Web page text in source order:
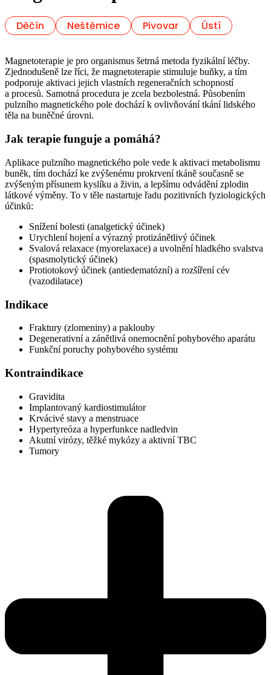
Děčín Neštěmice Pivovar Ústí
Magnetoterapie je pro organismus šetrná metoda fyzikální léčby.
Zjednodušeně lze říci, že magnetoterapie stimuluje buňky, a tím
podporuje aktivaci jejich vlastních regeneračních schopností
a procesů. Samotná procedura je zcela bezbolestná. Působením
pulzního magnetického pole dochází k ovlivňování tkání lidského
těla na buněčné úrovni.
Jak terapie funguje a pomáhá?
Aplikace pulzního magnetického pole vede k aktivaci metabolismu
buněk, tím dochází ke zvýšenému prokrvení tkáně současně se
zvýšeným přísunem kyslíku a živin, a lepšímu odvádění zplodin
látkové výměny. To v těle nastartuje řadu pozitivních fyziologických
účinků:
Snížení bolesti (analgetický účinek)
Urychlení hojení a výrazný protizánětlivý účinek
Svalová relaxace (myorelaxace) a uvolnění hladkého svalstva
(spasmolytický účinek)
Protiotokový účinek (antiedematózní) a rozšíření cév
(vazodilatace)
Indikace
Fraktury (zlomeniny) a paklouby
Degenerativní a zánětlivá onemocnění pohybového aparátu
Funkční poruchy pohybového systému
Kontraindikace
Gravidita
Implantovaný kardiostimulátor
Krvácivé stavy a menstruace
Hypertyreóza a hyperfunkce nadledvin
Akutní virózy, těžké mykózy a aktivní TBC
Tumory